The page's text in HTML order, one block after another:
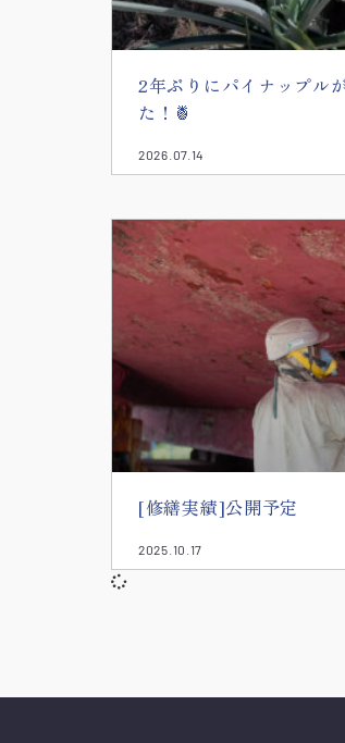
2年ぶりにパイナップル
た！🍍
2026.07.14
[修繕実績]公開予定
2025.10.17